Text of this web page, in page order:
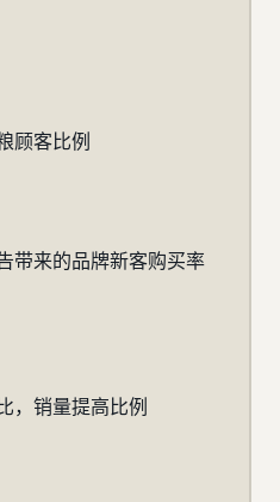
顾客比例
带来的品牌新客购买率
，销量提高比例